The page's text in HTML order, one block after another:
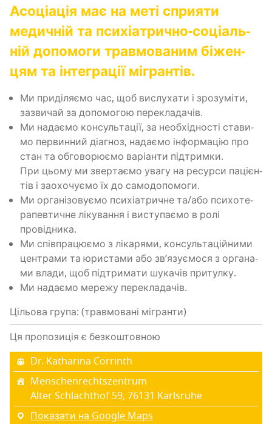
Асо­ці­а­ція має на меті спри­я­ти
меди­чній та пси­хі­а­три­чно-соці­аль­
ній допо­мо­ги трав­мо­ва­ним біжен­
цям та інте­гра­ції мігрантів.
Ми при­ді­ля­є­мо час, щоб вислу­ха­ти і зро­зу­мі­ти,
зазви­чай за допо­мо­гою перекладачів.
Ми нада­є­мо кон­суль­та­ції, за необ­хі­дно­сті ста­ви­
мо пер­вин­ний діа­гноз, нада­є­мо інфор­ма­цію про
стан та обго­во­рю­є­мо варі­ан­ти підтримки.
При цьо­му ми звер­та­є­мо ува­гу на ресур­си паці­єн­
тів і заохо­чу­є­мо їх до самодопомоги.
Ми орга­ні­зо­ву­є­мо пси­хі­а­три­чне та/або пси­хо­те­
ра­пев­ти­чне ліку­ва­н­ня і висту­па­є­мо в ролі
провідника.
Ми спів­пра­цю­є­мо з ліка­ря­ми, кон­суль­та­цій­ни­ми
цен­тра­ми та юри­ста­ми або зв’я­зу­є­мо­ся з орга­на­
ми вла­ди, щоб під­три­ма­ти шука­чів притулку.
Ми нада­є­мо мере­жу перекладачів.
Цільова група: (травмовані мігранти)
Ця пропозиція є безкоштовною
Dr. Katharina Corrinth
Menschenrechtszentrum
Alter Schlachthof 59, 76131 Karlsruhe
Показати на Google Maps